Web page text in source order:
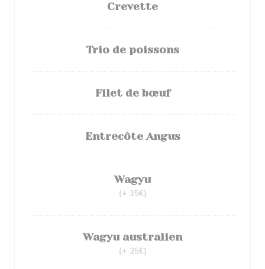
Crevette
Trio de poissons
Filet de bœuf
Entrecôte Angus
Wagyu
(+ 35€)
Wagyu australien
(+ 25€)